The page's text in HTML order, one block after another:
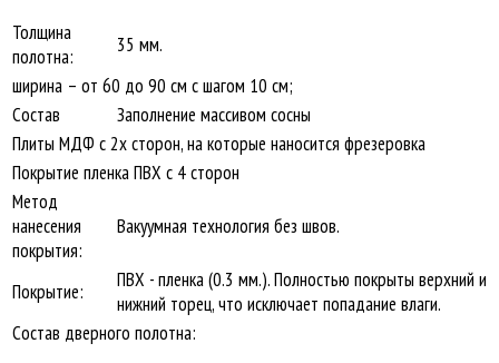
Толщина
полотна:
35 мм.
ширина – от 60 до 90 см с шагом 10 см;
Состав
Заполнение массивом сосны
Плиты МДФ с 2х сторон, на которые наносится фрезеровка
Покрытие пленка ПВХ с 4 сторон
Метод
нанесения
покрытия:
Вакуумная технология без швов.
Покрытие:
ПВХ - пленка (0.3 мм.). Полностью покрыты верхний и
нижний торец, что исключает попадание влаги.
Состав дверного полотна: